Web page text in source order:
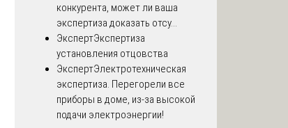
конкурента, может ли ваша
экспертиза доказать отсу...
ЭкспертЭкспертиза
установления отцовства
ЭкспертЭлектротехническая
экспертиза. Перегорели все
приборы в доме, из-за высокой
подачи электроэнергии!